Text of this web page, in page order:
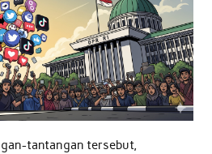
tantangan tersebut,